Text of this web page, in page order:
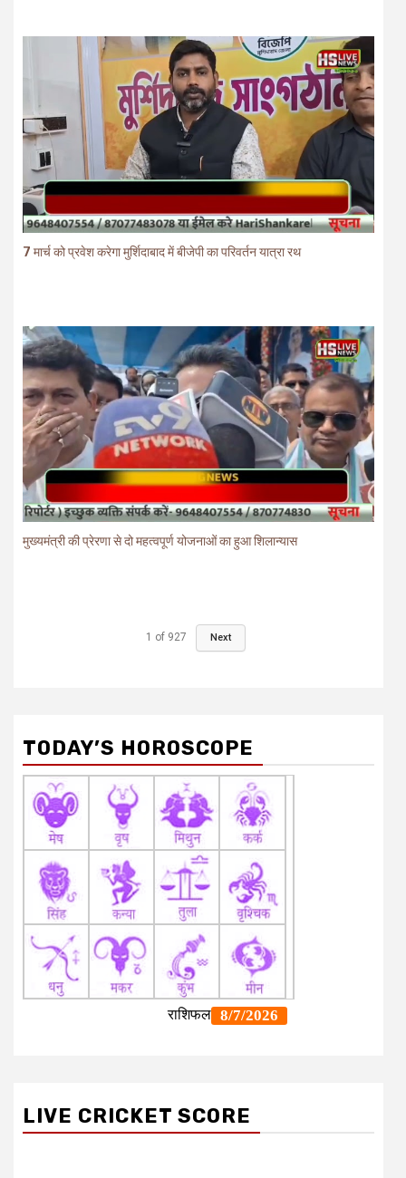
7 मार्च को प्रवेश करेगा मुर्शिदाबाद में बीजेपी का परिवर्तन यात्रा रथ
मुख्यमंत्री की प्रेरणा से दो महत्वपूर्ण योजनाओं का हुआ शिलान्यास
1 of 927 Next
TODAY’S HOROSCOPE
LIVE CRICKET SCORE